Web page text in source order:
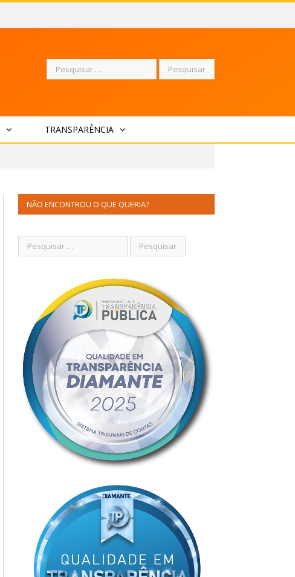
Pesquisar
TRANSPARÊNCIA
NÃO ENCONTROU O QUE QUERIA?